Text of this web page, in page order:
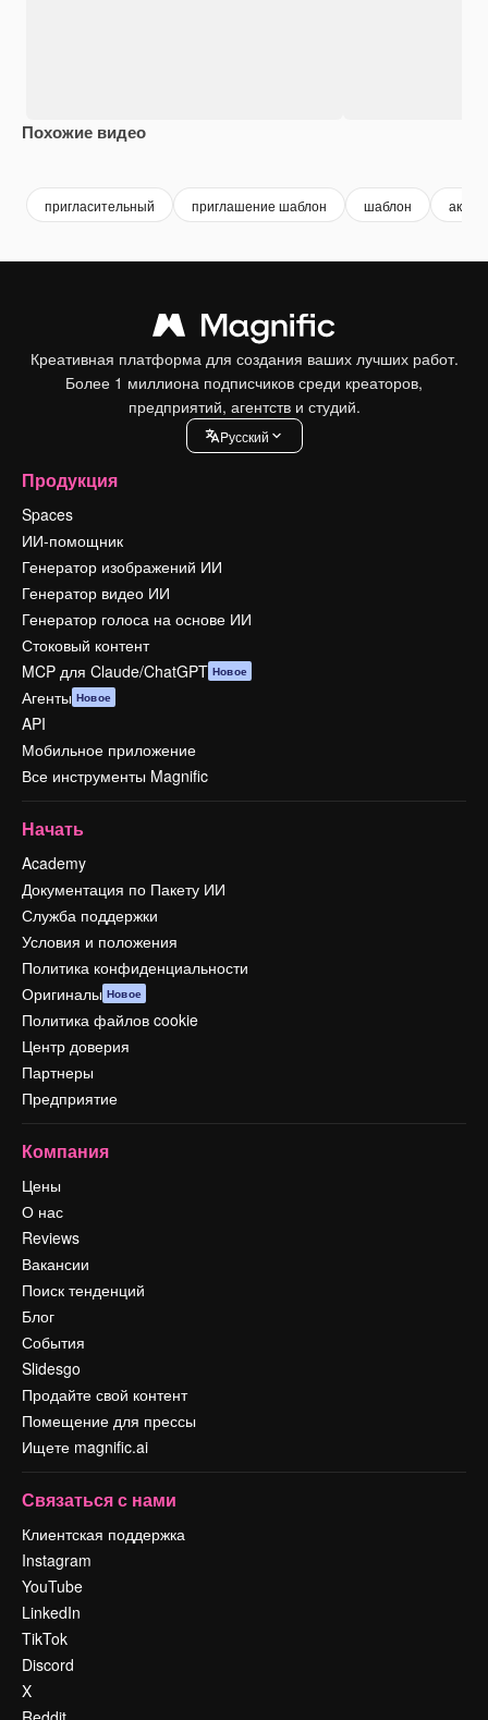
Похожие видео
пригласительный приглашение шаблон шаблон
Креативная платформа для создания ваших лучших работ.
Более 1 миллиона подписчиков среди креаторов,
предприятий, агентств и студий.
Pусский
Продукция
Spaces
ИИ-помощник
Генератор изображений ИИ
Генератор видео ИИ
Генератор голоса на основе ИИ
Стоковый контент
MCP для Claude/ChatGPT Новое
Агенты Новое
API
Мобильное приложение
Все инструменты Magnific
Начать
Academy
Документация по Пакету ИИ
Служба поддержки
Условия и положения
Политика конфиденциальности
Оригиналы Новое
Политика файлов cookie
Центр доверия
Партнеры
Предприятие
Компания
Цены
О нас
Reviews
Вакансии
Поиск тенденций
Блог
События
Slidesgo
Продайте свой контент
Помещение для прессы
Ищете magnific.ai
Связаться с нами
Клиентская поддержка
Instagram
YouTube
LinkedIn
TikTok
Discord
X